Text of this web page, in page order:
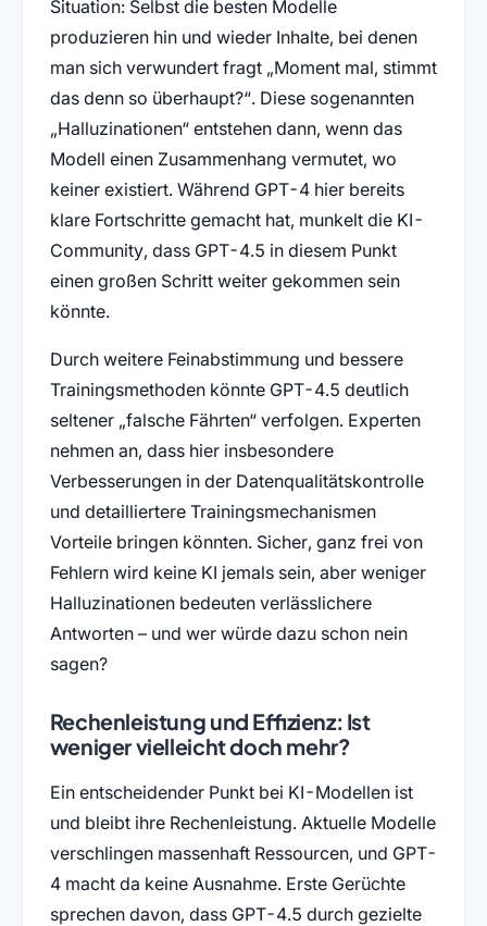
Situation: Selbst die besten Modelle
produzieren hin und wieder Inhalte, bei denen
man sich verwundert fragt „Moment mal, stimmt
das denn so überhaupt?“. Diese sogenannten
„Halluzinationen“ entstehen dann, wenn das
Modell einen Zusammenhang vermutet, wo
keiner existiert. Während GPT-4 hier bereits
klare Fortschritte gemacht hat, munkelt die KI-
Community, dass GPT-4.5 in diesem Punkt
einen großen Schritt weiter gekommen sein
könnte.
Durch weitere Feinabstimmung und bessere
Trainingsmethoden könnte GPT-4.5 deutlich
seltener „falsche Fährten“ verfolgen. Experten
nehmen an, dass hier insbesondere
Verbesserungen in der Datenqualitätskontrolle
und detailliertere Trainingsmechanismen
Vorteile bringen könnten. Sicher, ganz frei von
Fehlern wird keine KI jemals sein, aber weniger
Halluzinationen bedeuten verlässlichere
Antworten – und wer würde dazu schon nein
sagen?
Rechenleistung und Effizienz: Ist
weniger vielleicht doch mehr?
Ein entscheidender Punkt bei KI-Modellen ist
und bleibt ihre Rechenleistung. Aktuelle Modelle
verschlingen massenhaft Ressourcen, und GPT-
4 macht da keine Ausnahme. Erste Gerüchte
sprechen davon, dass GPT-4.5 durch gezielte